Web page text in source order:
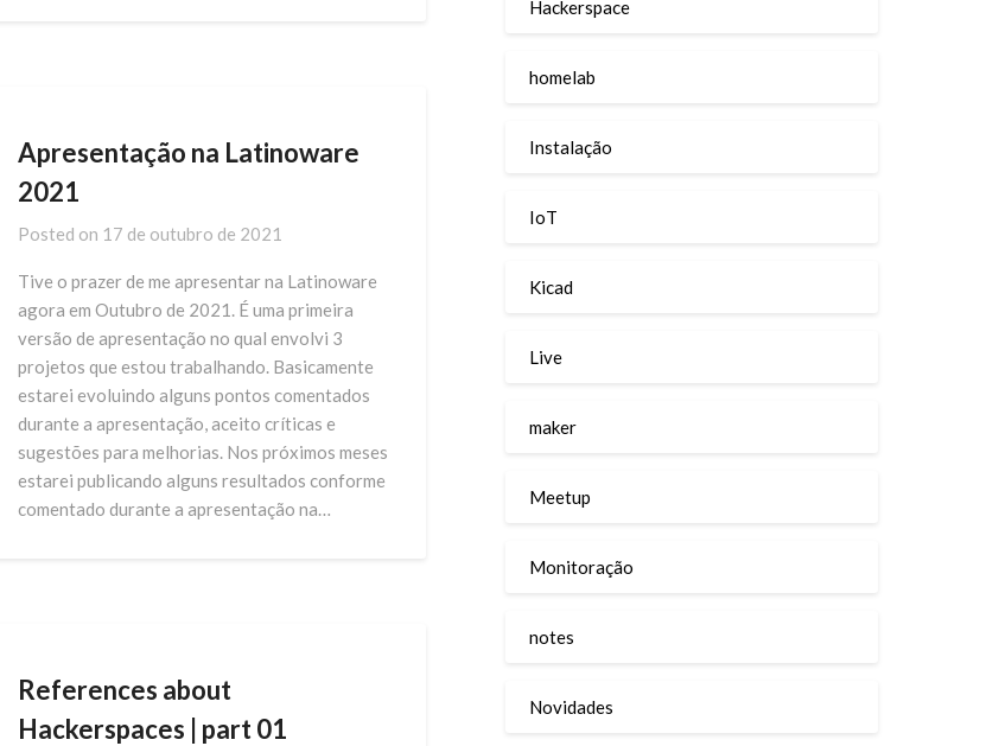
Apresentação na Latinoware
2021
Posted on 17 de outubro de 2021
Tive o prazer de me apresentar na Latinoware
agora em Outubro de 2021. É uma primeira
versão de apresentação no qual envolvi 3
projetos que estou trabalhando. Basicamente
estarei evoluindo alguns pontos comentados
durante a apresentação, aceito críticas e
sugestões para melhorias. Nos próximos meses
estarei publicando alguns resultados conforme
comentado durante a apresentação na…
References about
Hackerspaces | part 01
Hackerspace
homelab
Instalação
IoT
Kicad
Live
maker
Meetup
Monitoração
notes
Novidades